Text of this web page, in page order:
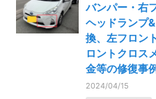
バンパー・右
ヘッドランプ
換、左フロン
ロントクロス
金等の修復事
2024/04/15